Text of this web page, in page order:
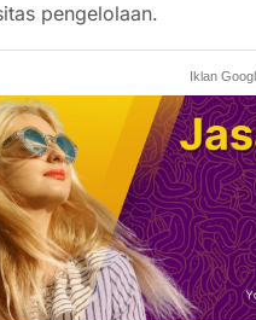
pengelolaan.
Iklan